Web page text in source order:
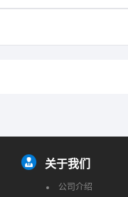
关于我们
公司介绍